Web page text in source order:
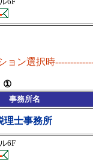
ョン選択時
①
事務所名
理士事務所
6F